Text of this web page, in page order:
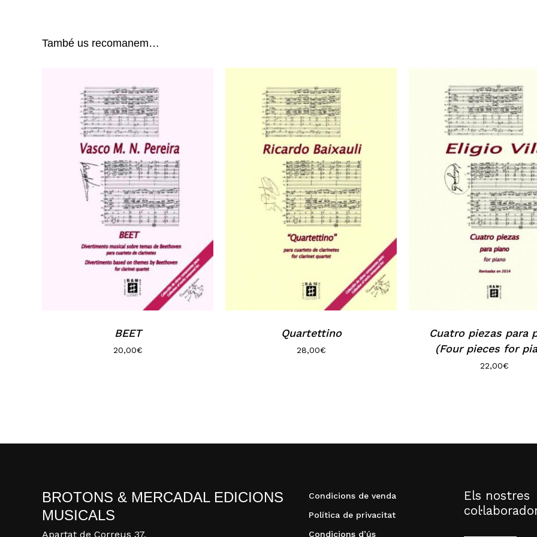
També us recomanem…
BEET
20,00€
Quartettino
28,00€
Cuatro piezas para
(Four pieces for
22,00€
BROTONS & MERCADAL EDICIONS
MUSICALS
Apartat de Correus 37,
Condicions de venda
Política de privacitat
Condicions d’ús
Els nostres